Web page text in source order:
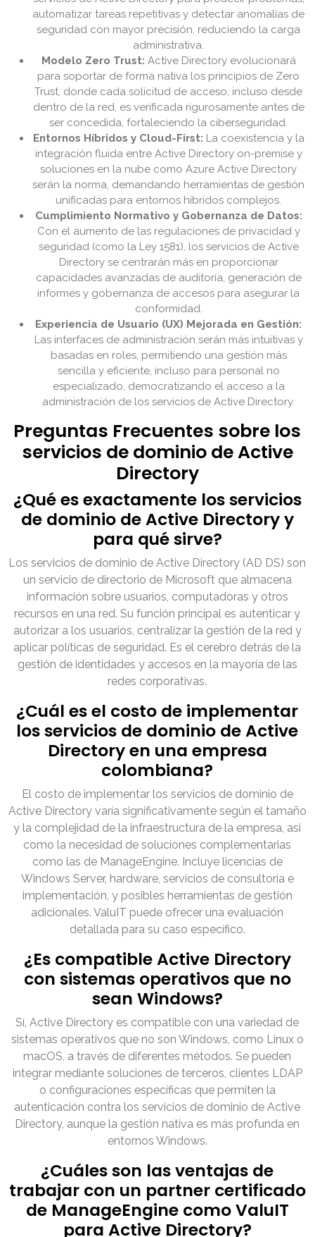
automatizar tareas repetitivas y detectar anomalías de
seguridad con mayor precisión, reduciendo la carga
administrativa.
Modelo Zero Trust: Active Directory evolucionará
para soportar de forma nativa los principios de Zero
Trust, donde cada solicitud de acceso, incluso desde
dentro de la red, es verificada rigurosamente antes de
ser concedida, fortaleciendo la ciberseguridad.
Entornos Híbridos y Cloud-First: La coexistencia y la
integración fluida entre Active Directory on-premise y
soluciones en la nube como Azure Active Directory
serán la norma, demandando herramientas de gestión
unificadas para entornos híbridos complejos.
Cumplimiento Normativo y Gobernanza de Datos:
Con el aumento de las regulaciones de privacidad y
seguridad (como la Ley 1581), los servicios de Active
Directory se centrarán más en proporcionar
capacidades avanzadas de auditoría, generación de
informes y gobernanza de accesos para asegurar la
conformidad.
Experiencia de Usuario (UX) Mejorada en Gestión:
Las interfaces de administración serán más intuitivas y
basadas en roles, permitiendo una gestión más
sencilla y eficiente, incluso para personal no
especializado, democratizando el acceso a la
administración de los servicios de Active Directory.
Preguntas Frecuentes sobre los
servicios de dominio de Active
Directory
¿Qué es exactamente los servicios
de dominio de Active Directory y
para qué sirve?
Los servicios de dominio de Active Directory (AD DS) son
un servicio de directorio de Microsoft que almacena
información sobre usuarios, computadoras y otros
recursos en una red. Su función principal es autenticar y
autorizar a los usuarios, centralizar la gestión de la red y
aplicar políticas de seguridad. Es el cerebro detrás de la
gestión de identidades y accesos en la mayoría de las
redes corporativas.
¿Cuál es el costo de implementar
los servicios de dominio de Active
Directory en una empresa
colombiana?
El costo de implementar los servicios de dominio de
Active Directory varía significativamente según el tamaño
y la complejidad de la infraestructura de la empresa, así
como la necesidad de soluciones complementarias
como las de ManageEngine. Incluye licencias de
Windows Server, hardware, servicios de consultoría e
implementación, y posibles herramientas de gestión
adicionales. ValuIT puede ofrecer una evaluación
detallada para su caso específico.
¿Es compatible Active Directory
con sistemas operativos que no
sean Windows?
Sí, Active Directory es compatible con una variedad de
sistemas operativos que no son Windows, como Linux o
macOS, a través de diferentes métodos. Se pueden
integrar mediante soluciones de terceros, clientes LDAP
o configuraciones específicas que permiten la
autenticación contra los servicios de dominio de Active
Directory, aunque la gestión nativa es más profunda en
entornos Windows.
¿Cuáles son las ventajas de
trabajar con un partner certificado
de ManageEngine como ValuIT
para Active Directory?